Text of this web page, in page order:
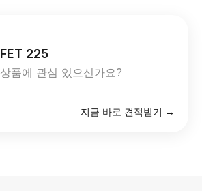
FET 225
상품에 관심 있으신가요?
지금 바로 견적받기 →